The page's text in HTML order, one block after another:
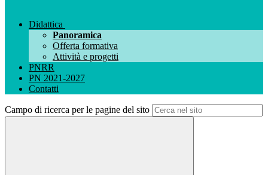
Didattica
Panoramica
Offerta formativa
Attività e progetti
PNRR
PN 2021-2027
Contatti
Campo di ricerca per le pagine del sito